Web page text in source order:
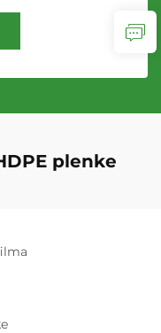
plenke